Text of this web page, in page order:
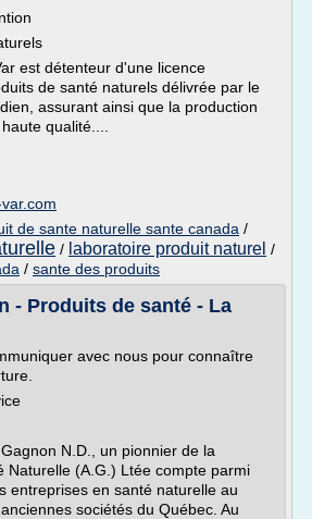
est détenteur d'une licence
de santé naturels délivrée par le
assurant ainsi que la production
qualité....
de sante naturelle sante canada /
/ laboratoire produit naturel /
/ sante des produits
- Produits de santé - La
avec nous pour connaître
N.D., un pionnier de la
Naturelle (A.G.) Ltée compte parmi
entreprises en santé naturelle au
sociétés du Québec. Au